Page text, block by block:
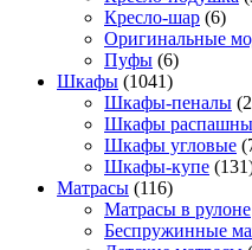
Кресло-шар (6)
Оригинальные
Пуфы (6)
Шкафы (1041)
Шкафы-пеналы
Шкафы
Шкафы угловые
Шкафы-купе
Матрасы (116)
Матрасы в рулоне
Беспружинные